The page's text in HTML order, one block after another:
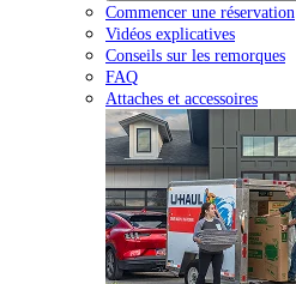
Commencer une réservation
Vidéos explicatives
Conseils sur les remorques
FAQ
Attaches et accessoires